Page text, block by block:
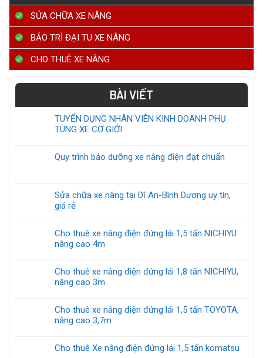
SỬA CHỮA XE NÂNG
BẢO TRÌ ĐẠI TU XE NÂNG
CHO THUÊ XE NÂNG
BÀI VIẾT
TUYỂN DỤNG NHÂN VIÊN KINH DOANH PHỤ
TÙNG XE CƠ GIỚI
Quy trình bảo dưỡng xe nâng điện đạt chuẩn
Sửa chữa xe nâng tại Dĩ An-Bình Dương uy tín,
giá rẻ
Cho thuê xe nâng điện đứng lái 1,5 tấn NICHIYU
nâng cao 4m
Cho thuê xe nâng điện đứng lái 1,8 tấn NICHIYU,
nâng cao 3m
Cho thuê xe nâng điện đứng lái 1,5 tấn TOYOTA,
nâng cao 3,7m
Cho thuê Xe nâng điện đứng lái 1,5 tấn komatsu